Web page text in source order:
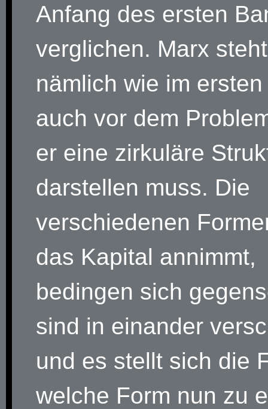
Anfang des ersten
verglichen. Marx steht
nämlich wie im
auch vor dem
er eine zirkuläre
darstellen muss. Die
verschiedenen
das Kapital annimmt,
bedingen sich
sind in einander
und es stellt sich die
welche Form nun zu